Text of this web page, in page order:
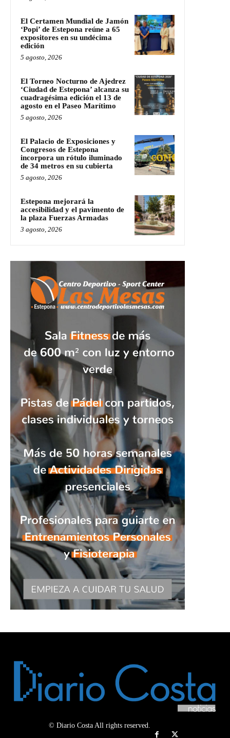
El Certamen Mundial de Jamón
‘Popi’ de Estepona reúne a 65
expositores en su undécima
edición
5 agosto, 2026
El Torneo Nocturno de Ajedrez
‘Ciudad de Estepona’ alcanza su
cuadragésima edición el 13 de
agosto en el Paseo Marítimo
5 agosto, 2026
El Palacio de Exposiciones y
Congresos de Estepona
incorpora un rótulo iluminado
de 34 metros en su cubierta
5 agosto, 2026
Estepona mejorará la
accesibilidad y el pavimento de
la plaza Fuerzas Armadas
3 agosto, 2026
© Diario Costa All rights reserved.